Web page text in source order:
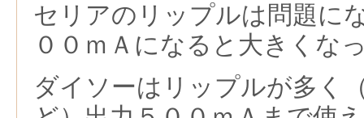
セリアのリップルは問題に
００ｍＡになると大きくな
ダイソーはリップルが多く